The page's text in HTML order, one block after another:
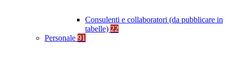
Consulenti e collaboratori (da pubblicare in
tabelle) 22
Personale 91